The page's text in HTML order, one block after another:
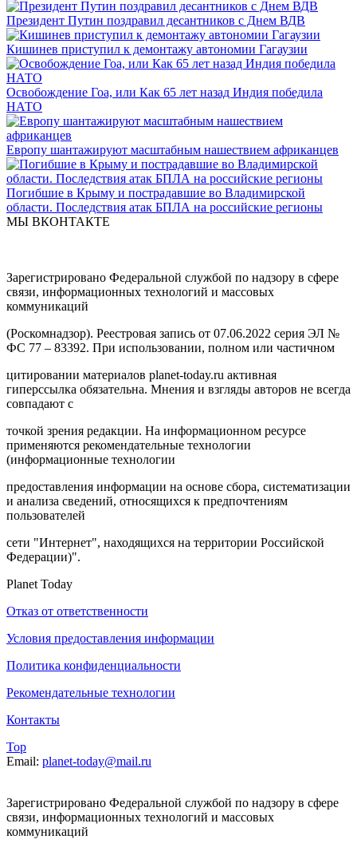
Президент Путин поздравил десантников с Днем ВДВ
Кишинев приступил к демонтажу автономии Гагаузии
Освобождение Гоа, или Как 65 лет назад Индия победила
НАТО
Европу шантажируют масштабным нашествием африканцев
Погибшие в Крыму и пострадавшие во Владимирской
области. Последствия атак БПЛА на российские регионы
МЫ ВКОНТАКТЕ
Зарегистрировано Федеральной службой по надзору в сфере
связи, информационных технологий и массовых
коммуникаций
(Роскомнадзор). Реестровая запись от 07.06.2022 серия ЭЛ №
ФС 77 – 83392. При использовании, полном или частичном
цитировании материалов planet-today.ru активная
гиперссылка обязательна. Мнения и взгляды авторов не всегда
совпадают с
точкой зрения редакции. На информационном ресурсе
применяются рекомендательные технологии
(информационные технологии
предоставления информации на основе сбора, систематизации
и анализа сведений, относящихся к предпочтениям
пользователей
сети "Интернет", находящихся на территории Российской
Федерации)".
Planet Today
Отказ от ответственности
Условия предоставления информации
Политика конфиденциальности
Рекомендательные технологии
Контакты
Top
Email: planet-today@mail.ru
Зарегистрировано Федеральной службой по надзору в сфере
связи, информационных технологий и массовых
коммуникаций